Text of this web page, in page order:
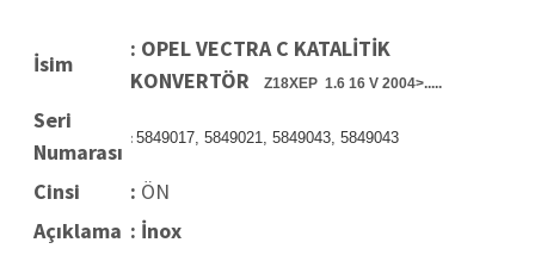
İsim
: OPEL VECTRA C KATALİTİK
KONVERTÖR
Z18XEP 1.6 16 V 2004>.....
Seri
Numarası
: 5849017, 5849021, 5849043, 5849043
Cinsi : ÖN
Açıklama : İnox